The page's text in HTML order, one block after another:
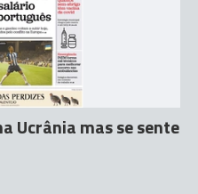
Ucrânia mas se sente